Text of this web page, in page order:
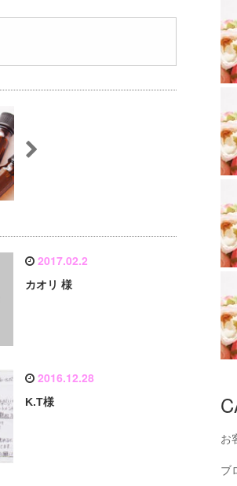
2017.02.2
カオリ 様
2016.12.28
K.T様
お
ブ